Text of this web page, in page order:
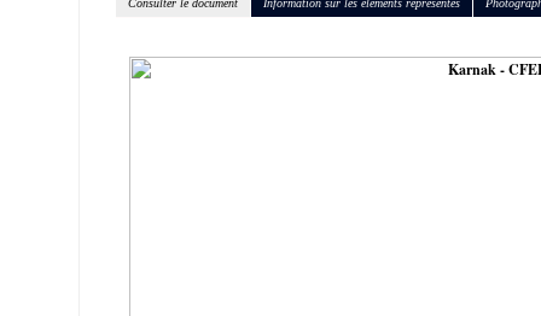
Consulter le document Information sur les éléments représentés